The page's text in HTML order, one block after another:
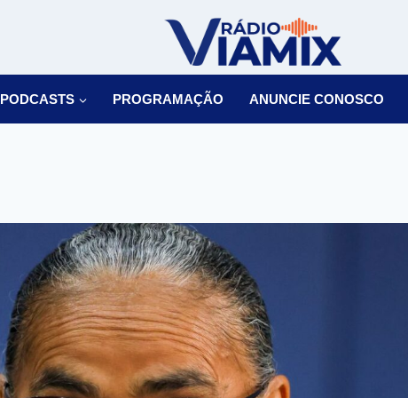
PODCASTS PROGRAMAÇÃO ANUNCIE CONOSCO